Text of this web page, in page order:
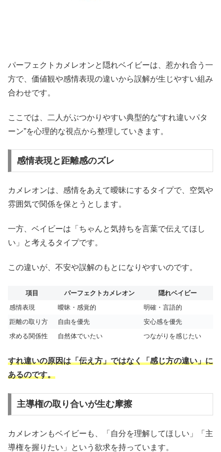
パーフェクトカメレオンと隠れベイビーは、惹かれ合う一
方で、価値観や感情表現の違いから誤解が生じやすい組み
合わせです。
ここでは、二人がぶつかりやすい典型的な“すれ違いパタ
ーン”を心理的な視点から整理していきます。
感情表現と距離感のズレ
カメレオンは、感情をあえて曖昧にするタイプで、空気や
雰囲気で関係を保とうとします。
一方、ベイビーは「ちゃんと気持ちを言葉で伝えてほし
い」と考えるタイプです。
この違いが、不安や誤解のもとになりやすいのです。
項目 パーフェクトカメレオン
隠れベイビー
感情表現
曖昧・感覚的
明確・言語的
距離の取り方
自由を優先
安心感を優先
求める関係性
自然体でいたい つながりを感じたい
すれ違いの原因は「伝え方」ではなく「感じ方の違い」に
あるのです。
主導権の取り合いが生む摩擦
カメレオンもベイビーも、「自分を理解してほしい」「主
導権を握りたい」という欲求を持っています。